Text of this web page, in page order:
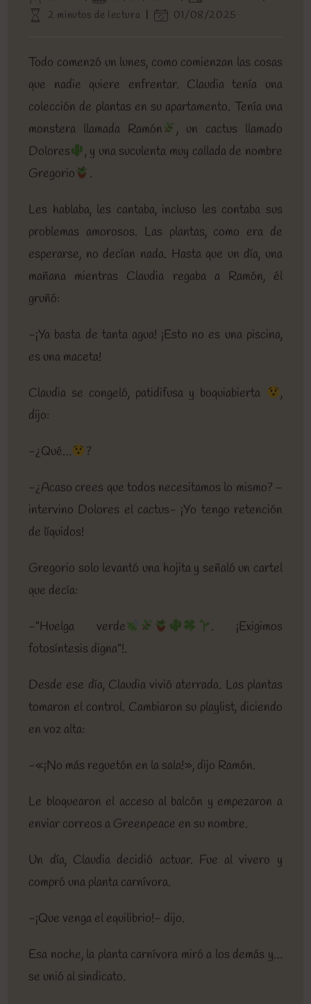
de
la
de
la
de
la
Tiempo2 minutos de lectura
Última
entrada:
01/08/2025
Todo comenzó un lunes, como comienzan las cosas
que nadie quiere enfrentar. Claudia tenía una
colección de plantas en su apartamento. Tenía una
monstera llamada Ramón
, un cactus llamado
Dolores
, y una suculenta muy callada de nombre
Gregorio
.
Les hablaba, les cantaba, incluso les contaba sus
problemas amorosos. Las plantas, como era de
esperarse, no decían nada. Hasta que un día, una
mañana mientras Claudia regaba a Ramón, él
gruñó:
-¡Ya basta de tanta agua! ¡Esto no es una piscina,
es una maceta!
Claudia se congeló, patidifusa y boquiabierta
,
dijo:
-¿Qué… ?
-¿Acaso crees que todos necesitamos lo mismo? -
intervino Dolores el cactus- ¡Yo tengo retención
de líquidos!
Gregorio solo levantó una hojita y señaló un cartel
que decía:
-“Huelga verde
. ¡Exigimos
fotosíntesis digna”!.
Desde ese día, Claudia vivió aterrada. Las plantas
tomaron el control. Cambiaron su playlist, diciendo
en voz alta:
-«¡No más reguetón en la sala!», dijo Ramón.
Le bloquearon el acceso al balcón y empezaron a
enviar correos a Greenpeace en su nombre.
Un día, Claudia decidió actuar. Fue al vivero y
compró una planta carnívora.
-¡Que venga el equilibrio!- dijo.
Esa noche, la planta carnívora miró a los demás y…
se unió al sindicato.